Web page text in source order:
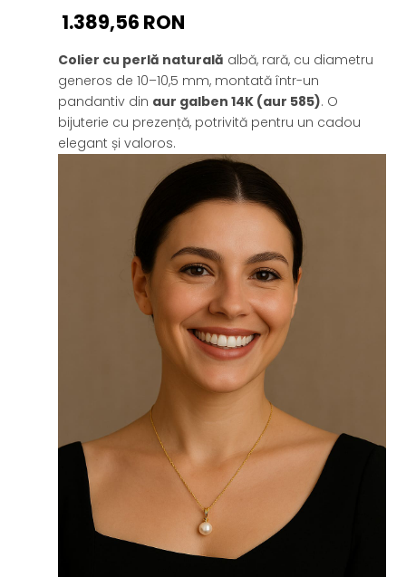
1.389,56 RON
Colier cu perlă naturală albă, rară, cu diametru
generos de 10–10,5 mm, montată într-un
pandantiv din aur galben 14K (aur 585). O
bijuterie cu prezență, potrivită pentru un cadou
elegant și valoros.